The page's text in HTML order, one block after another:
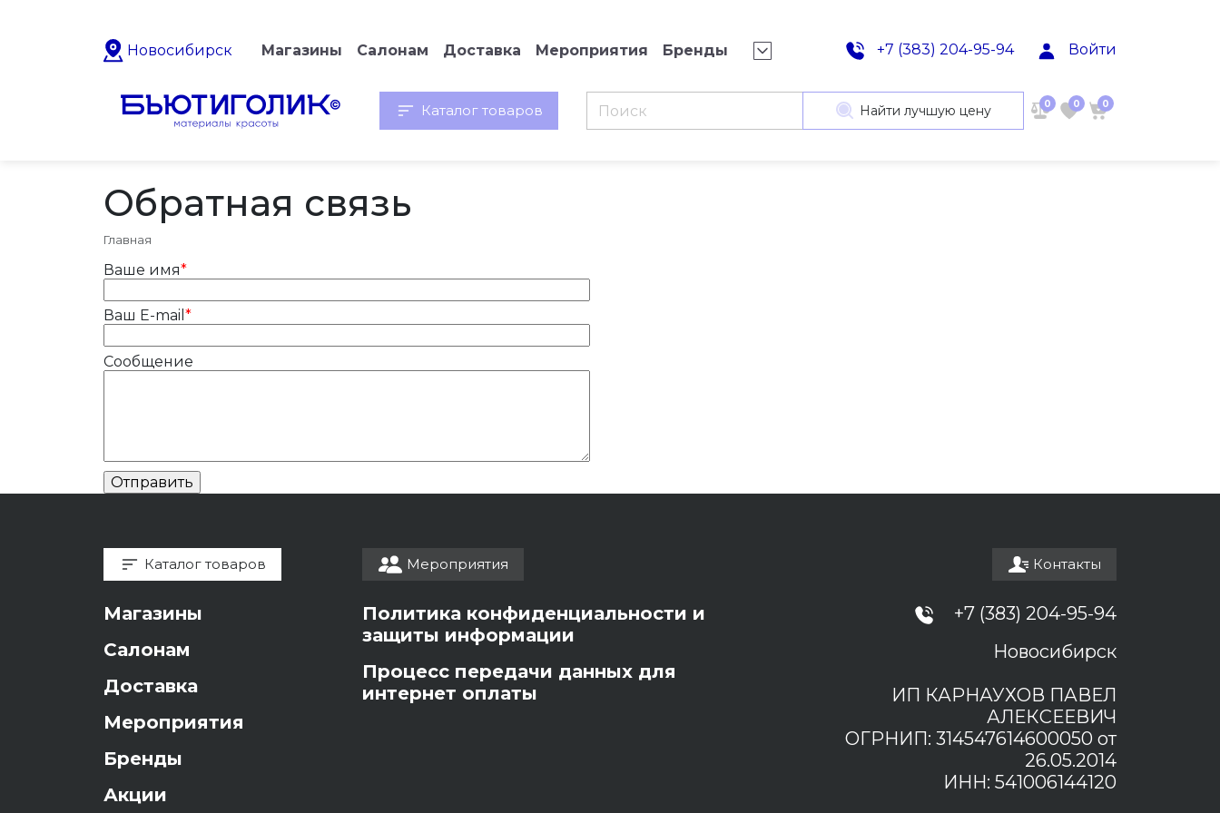
Новосибирск Магазины Салонам Доставка Мероприятия Бренды +7 (383) 204-95-94 Войти
Каталог товаров Найти лучшую цену 0 0 0
Обратная связь
Главная
Ваше имя*
Ваш E-mail *
Сообщение
Каталог товаров
Магазины
Салонам
Доставка
Мероприятия
Бренды
Акции
Мероприятия
Политика конфиденциальности и
защиты информации
Процесс передачи данных для
интернет оплаты
Контакты
+7 (383) 204-95-94
Новосибирск
ИП КАРНАУХОВ ПАВЕЛ
АЛЕКСЕЕВИЧ
ОГРНИП: 314547614600050 от
26.05.2014
ИНН: 541006144120